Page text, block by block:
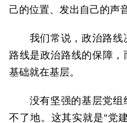
己的位置、发出自己的声音
我们常说，政治路
路线是政治路线的保障
基础就在基层。
没有坚强的基层党
不了地。这其实就是“党